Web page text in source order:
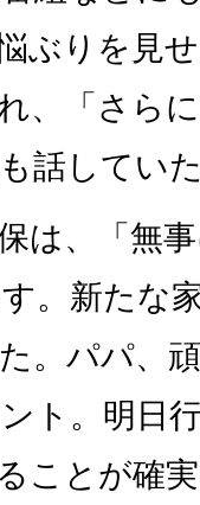
ぶりを見
、「さら
話してい
は、「無
。新たな
。パパ、
ト。明日
ことが確